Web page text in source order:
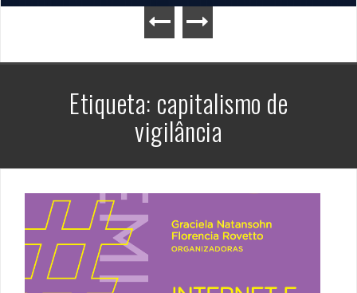
Etiqueta: capitalismo de
vigilância